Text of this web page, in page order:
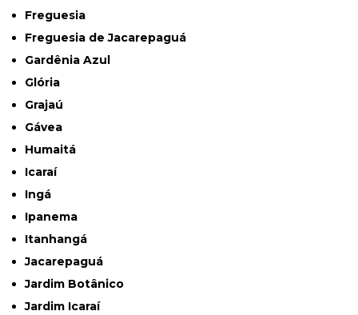
Freguesia
Freguesia de Jacarepaguá
Gardênia Azul
Glória
Grajaú
Gávea
Humaitá
Icaraí
Ingá
Ipanema
Itanhangá
Jacarepaguá
Jardim Botânico
Jardim Icaraí